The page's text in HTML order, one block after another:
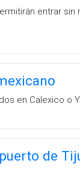
entrar sin
en Calexico o
de